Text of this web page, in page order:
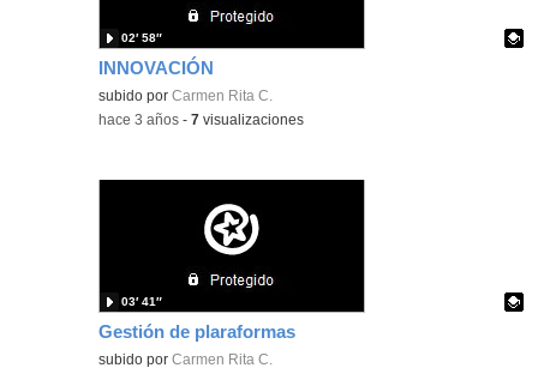
INNOVACIÓN
Contenido educativo.
subido porCarmen Rita C.
02′ 58″
-hace 3 años -7 visualizaciones
Gestión de plaraformas
Contenido educativo.
subido porCarmen Rita C.
03′ 41″